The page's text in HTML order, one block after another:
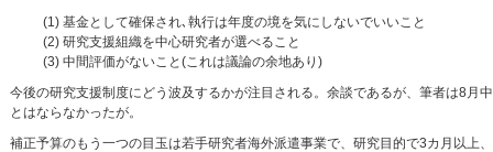
(1) 基金として確保され､執行は年度の境を気にしないでいいこと
(2) 研究支援組織を中心研究者が選べること
(3) 中間評価がないこと(これは議論の余地あり)
今後の研究支援制度にどう波及するかが注目される。余談であるが、筆者は8
とはならなかったが。
補正予算のもう一つの目玉は若手研究者海外派遣事業で、研究目的で3カ月以